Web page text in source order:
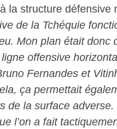
la structure défensive
de la Tchéquie
Mon plan était donc
offensive
Fernandes et
ça permettait
de la surface
l’on a fait